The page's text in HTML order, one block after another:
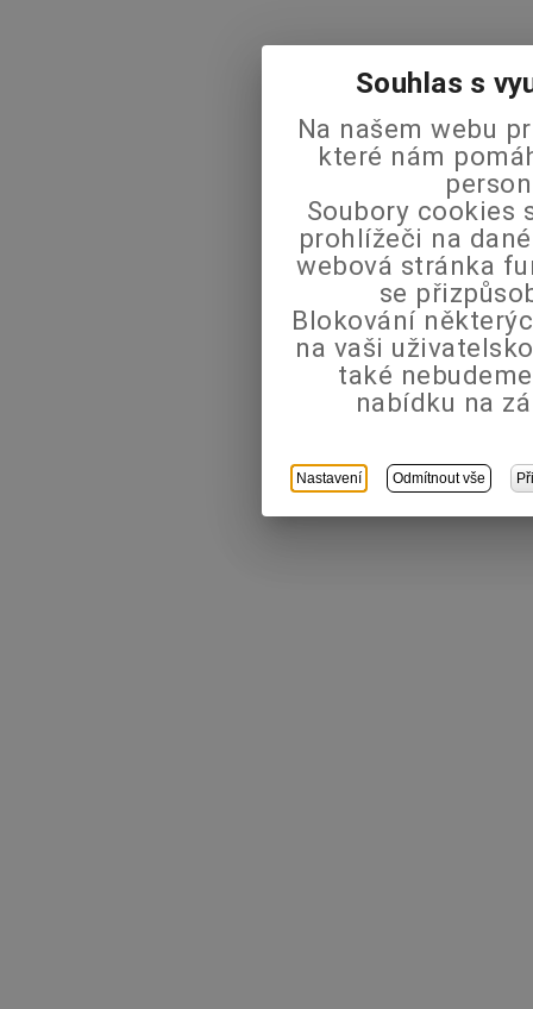
Souhlas s
Na našem webu
které nám
Soubory cookies
prohlížeči na
webová stránka
se
Blokování
na vaši
také
nabídku na
Nastavení Odmítnout vše